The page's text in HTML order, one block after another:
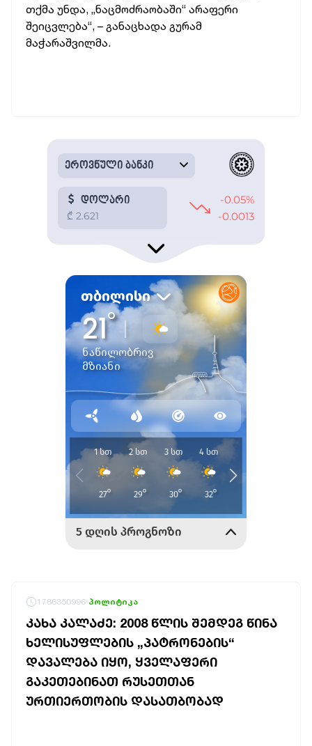
თქმა უნდა, „ნაცმოძრაობაში“ არაფერი
შეიცვლება“, – განაცხადა გურამ
მაჭარაშვილმა.
1786350996 პოლიტიკა
ᲙᲐᲮᲐ ᲙᲐᲚᲐᲫᲔ: 2008 ᲬᲚᲘᲡ ᲨᲔᲛᲓᲔᲒ ᲬᲘᲜᲐ
ᲮᲔᲚᲘᲡᲣᲤᲚᲔᲑᲘᲡ „ᲞᲐᲢᲠᲝᲜᲔᲑᲘᲡ“
ᲓᲐᲕᲐᲚᲔᲑᲐ ᲘᲧᲝ, ᲧᲕᲔᲚᲐᲤᲔᲠᲘ
ᲒᲐᲙᲔᲗᲔᲑᲘᲜᲐᲗ ᲠᲣᲡᲔᲗᲗᲐᲜ
ᲣᲠᲗᲘᲔᲠᲗᲝᲑᲘᲡ ᲓᲐᲡᲐᲗᲑᲝᲑᲐᲓ